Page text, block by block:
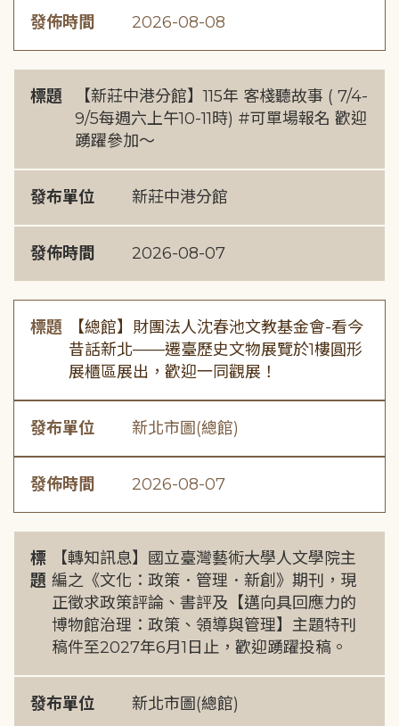
發佈時間 2026-08-08
標題
【新莊中港分館】115年 客棧聽故事 ( 7/4-
9/5每週六上午10-11時) #可單場報名 歡迎
踴躍參加～
發布單位 新莊中港分館
發佈時間 2026-08-07
標題
【總館】財團法人沈春池文教基金會-看今
昔話新北——遷臺歷史文物展覽於1樓圓形
展櫃區展出，歡迎一同觀展！
發布單位 新北市圖(總館)
發佈時間 2026-08-07
標
題
【轉知訊息】國立臺灣藝術大學人文學院主
編之《文化：政策．管理．新創》期刊，現
正徵求政策評論、書評及【邁向具回應力的
博物館治理：政策、領導與管理】主題特刊
稿件至2027年6月1日止，歡迎踴躍投稿。
發布單位 新北市圖(總館)